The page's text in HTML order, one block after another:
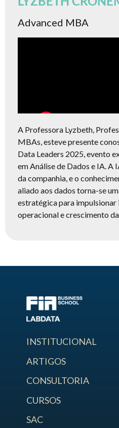
Advanced MBA
A Professora Lyzbeth,
MBAs, esteve presente
Data Leaders 2025, evento
em Análise de Dados e IA. A
da companhia, e o
aliado aos dados torna-se
estratégica para impulsionar
operacional e crescimento
INSTITUCIONAL
ARTIGOS
CONSULTORIA
CURSOS
SAC